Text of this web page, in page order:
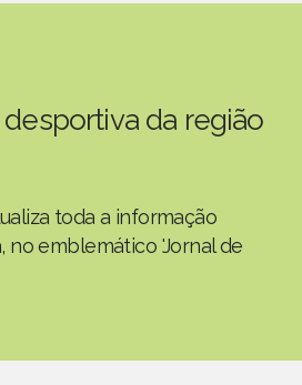
da região
toda a informação
emblemático 'Jornal de